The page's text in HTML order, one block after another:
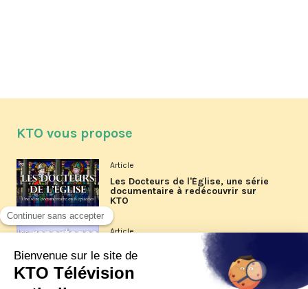
KTO vous propose
Article
Les Docteurs de l'Église, une série
documentaire à redécouvrir sur
KTO
Article
Les reportages d'été 2026 de KTO